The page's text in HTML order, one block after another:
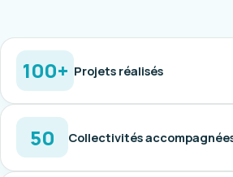
100+ Projets réalisés
50 Collectivités